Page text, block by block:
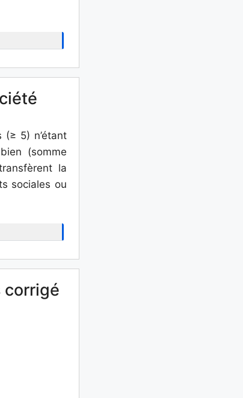
5) n’étant
(somme
la
sociales ou
corrigé